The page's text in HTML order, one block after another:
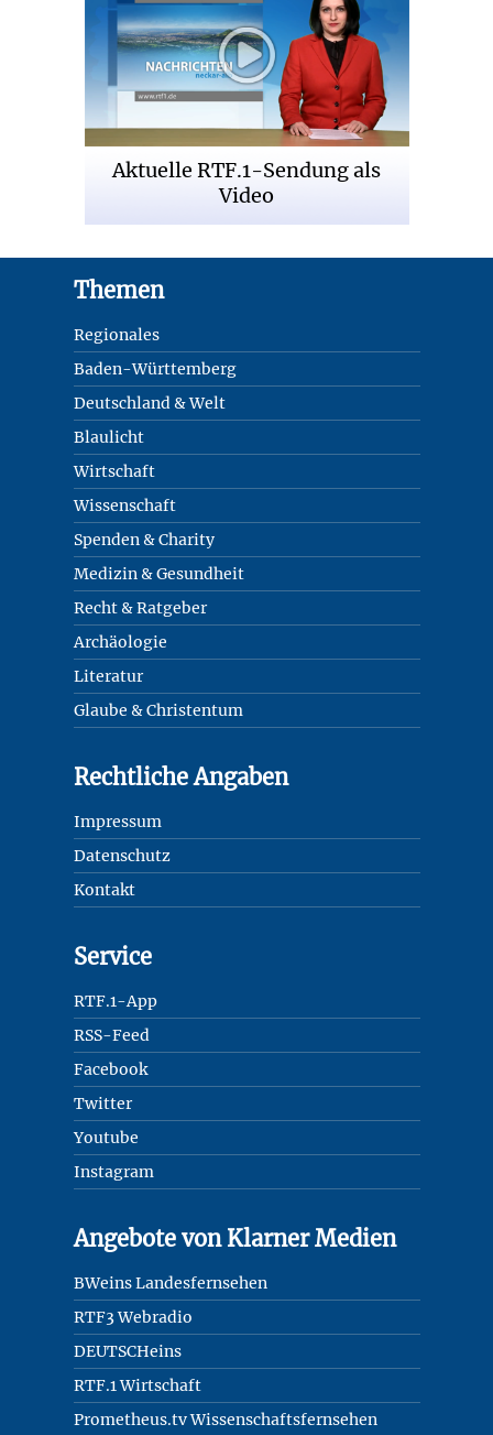
Aktuelle RTF.1-Sendung als
Video
Themen
Regionales
Baden-Württemberg
Deutschland & Welt
Blaulicht
Wirtschaft
Wissenschaft
Spenden & Charity
Medizin & Gesundheit
Recht & Ratgeber
Archäologie
Literatur
Glaube & Christentum
Rechtliche Angaben
Impressum
Datenschutz
Kontakt
Service
RTF.1-App
RSS-Feed
Facebook
Twitter
Youtube
Instagram
Angebote von Klarner Medien
BWeins Landesfernsehen
RTF3 Webradio
DEUTSCHeins
RTF.1 Wirtschaft
Prometheus.tv Wissenschaftsfernsehen